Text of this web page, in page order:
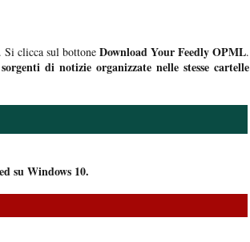
Si clicca sul bottone Download Your Feedly OPML.
sorgenti di notizie organizzate nelle stesse cartelle
su Windows 10.